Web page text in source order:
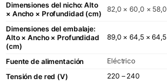
Dimensiones del nicho: Alto
× Ancho × Profundidad (cm)
82,0 × 60,0 × 58,0
Dimensiones del embalaje:
Alto × Ancho × Profundidad
(cm)
89,0 × 64,5 × 64,5
Fuente de alimentación
Eléctrico
Tensión de red (V)
220 – 240